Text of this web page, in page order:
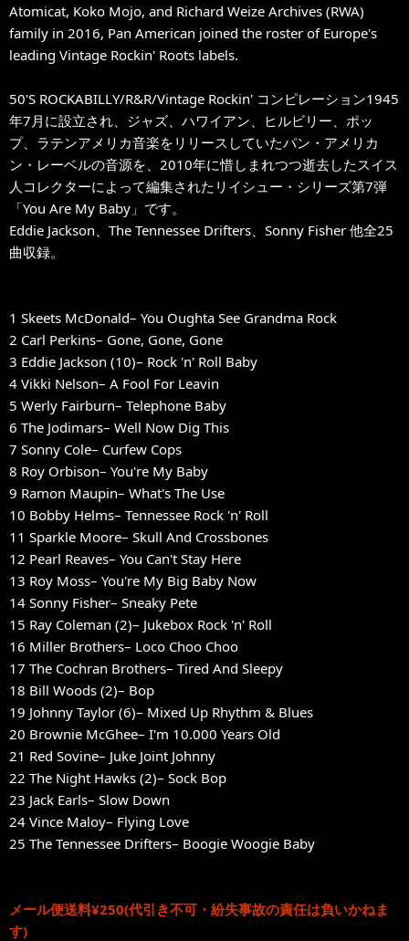
Atomicat, Koko Mojo, and Richard Weize Archives (RWA)
family in 2016, Pan American joined the roster of Europe's
leading Vintage Rockin' Roots labels.
50'S ROCKABILLY/R&R/Vintage Rockin' コンピレーション1945
年7月に設立され、ジャズ、ハワイアン、ヒルビリー、ポッ
プ、ラテンアメリカ音楽をリリースしていたパン・アメリカ
ン・レーベルの音源を、2010年に惜しまれつつ逝去したスイス
人コレクターによって編集されたリイシュー・シリーズ第7弾
「You Are My Baby」です。
Eddie Jackson、The Tennessee Drifters、Sonny Fisher 他全25
曲収録。
1 Skeets McDonald– You Oughta See Grandma Rock
2 Carl Perkins– Gone, Gone, Gone
3 Eddie Jackson (10)– Rock 'n' Roll Baby
4 Vikki Nelson– A Fool For Leavin
5 Werly Fairburn– Telephone Baby
6 The Jodimars– Well Now Dig This
7 Sonny Cole– Curfew Cops
8 Roy Orbison– You're My Baby
9 Ramon Maupin– What's The Use
10 Bobby Helms– Tennessee Rock 'n' Roll
11 Sparkle Moore– Skull And Crossbones
12 Pearl Reaves– You Can't Stay Here
13 Roy Moss– You're My Big Baby Now
14 Sonny Fisher– Sneaky Pete
15 Ray Coleman (2)– Jukebox Rock 'n' Roll
16 Miller Brothers– Loco Choo Choo
17 The Cochran Brothers– Tired And Sleepy
18 Bill Woods (2)– Bop
19 Johnny Taylor (6)– Mixed Up Rhythm & Blues
20 Brownie McGhee– I'm 10.000 Years Old
21 Red Sovine– Juke Joint Johnny
22 The Night Hawks (2)– Sock Bop
23 Jack Earls– Slow Down
24 Vince Maloy– Flying Love
25 The Tennessee Drifters– Boogie Woogie Baby
メール便送料¥250(代引き不可・紛失事故の責任は負いかねま
す)